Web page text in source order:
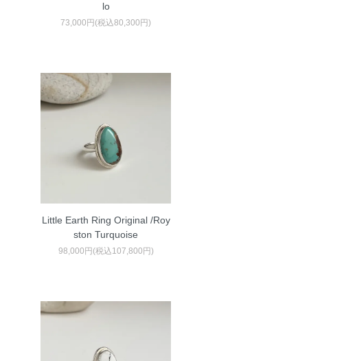
lo
73,000円(税込80,300円)
Little Earth Ring Original /Roy
ston Turquoise
98,000円(税込107,800円)